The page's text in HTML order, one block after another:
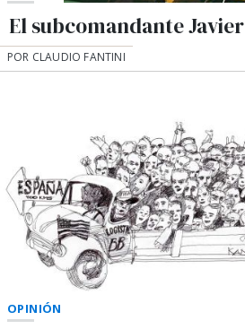
El subcomandante Javier
POR CLAUDIO FANTINI
OPINIÓN